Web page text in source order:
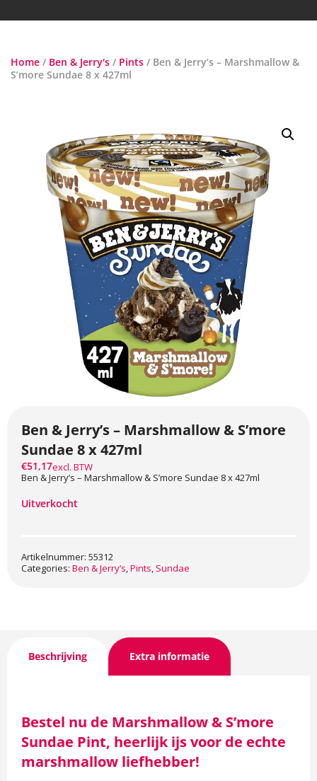
Home / Ben & Jerry's / Pints / Ben & Jerry’s – Marshmallow &
S’more Sundae 8 x 427ml
Ben & Jerry’s – Marshmallow & S’more
Sundae 8 x 427ml
€51,17excl. BTW
Ben & Jerry’s – Marshmallow & S’more Sundae 8 x 427ml
Uitverkocht
Artikelnummer: 55312
Categories: Ben & Jerry’s,Pints, Sundae
Beschrijving Extra informatie
Bestel nu de Marshmallow & S’more
Sundae Pint, heerlijk ijs voor de echte
marshmallow liefhebber!